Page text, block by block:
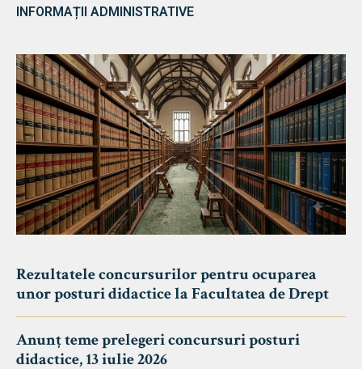
INFORMAȚII ADMINISTRATIVE
Rezultatele concursurilor pentru ocuparea
unor posturi didactice la Facultatea de Drept
Anunț teme prelegeri concursuri posturi
didactice, 13 iulie 2026